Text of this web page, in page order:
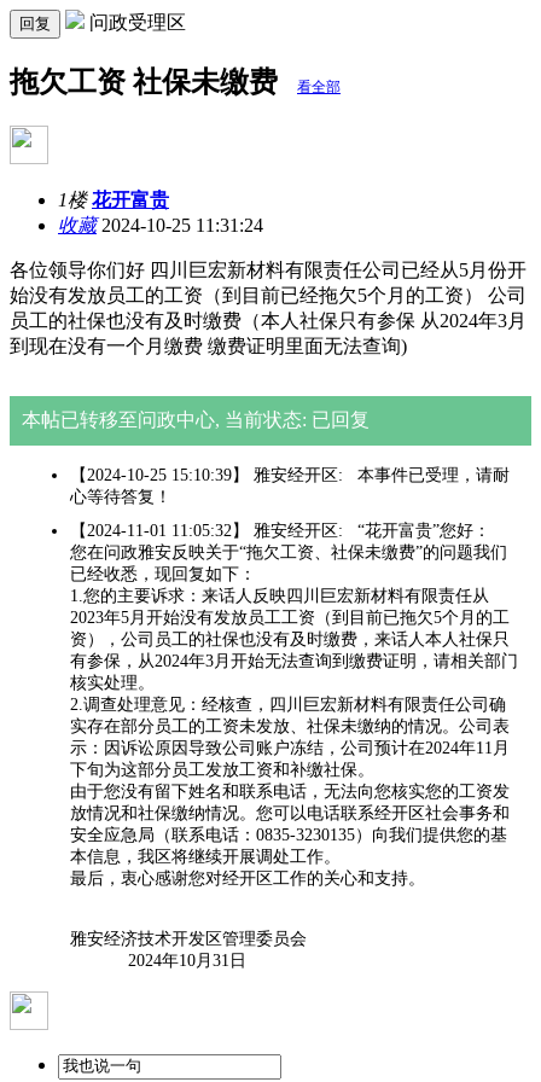
回复 问政受理区
拖欠工资 社保未缴费 看全部
1楼 花开富贵
收藏2024-10-25 11:31:24
各位领导你们好 四川巨宏新材料有限责任公司已经从5月份开
始没有发放员工的工资（到目前已经拖欠5个月的工资） 公司
员工的社保也没有及时缴费（本人社保只有参保 从2024年3月
到现在没有一个月缴费 缴费证明里面无法查询)
本帖已转移至问政中心, 当前状态: 已回复
【2024-10-25 15:10:39】 雅安经开区: 本事件已受理，请耐
心等待答复！
【2024-11-01 11:05:32】 雅安经开区: “花开富贵”您好：
您在问政雅安反映关于“拖欠工资、社保未缴费”的问题我们
已经收悉，现回复如下：
1.您的主要诉求：来话人反映四川巨宏新材料有限责任从
2023年5月开始没有发放员工工资（到目前已拖欠5个月的工
资），公司员工的社保也没有及时缴费，来话人本人社保只
有参保，从2024年3月开始无法查询到缴费证明，请相关部门
核实处理。
2.调查处理意见：经核查，四川巨宏新材料有限责任公司确
实存在部分员工的工资未发放、社保未缴纳的情况。公司表
示：因诉讼原因导致公司账户冻结，公司预计在2024年11月
下旬为这部分员工发放工资和补缴社保。
由于您没有留下姓名和联系电话，无法向您核实您的工资发
放情况和社保缴纳情况。您可以电话联系经开区社会事务和
安全应急局（联系电话：0835-3230135）向我们提供您的基
本信息，我区将继续开展调处工作。
最后，衷心感谢您对经开区工作的关心和支持。
雅安经济技术开发区管理委员会
2024年10月31日